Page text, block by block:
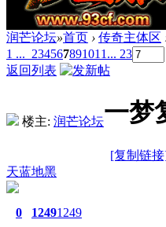
润芒论坛»首页 › 传奇主体区
1 ... 234567891011 ... 23
返回列表
楼主: 润芒论坛一梦
[复制链
天蓝地黑
0 12491249